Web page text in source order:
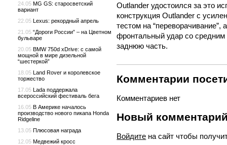
Outlander удостоился за это
конструкция Outlander с
тестом на
фронтальный удар со средним
заднюю часть.
Комментарии
Комментариев нет
Новый
Войдите на сайт чтобы
24.05 MG GS: старосветский
вариант
22.05 Lexus: рекордный апрель
21.05 “Дороги России” – на Цветном
бульваре
20.05 BMW 750d xDrive: с самой
мощной в мире дизельной
“шестеркой”
18.05 Land Rover и королевское
торжество
17.05 Lada поддержала
всероссийский фестиваль бега
16.05 В Америке началось
производство нового пикапа Honda
Ridgeline
13.05 Плюсовая награда
12.05 Медвежий кросс